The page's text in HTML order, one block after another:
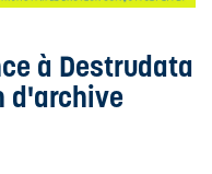
à Destrudata
d'archive